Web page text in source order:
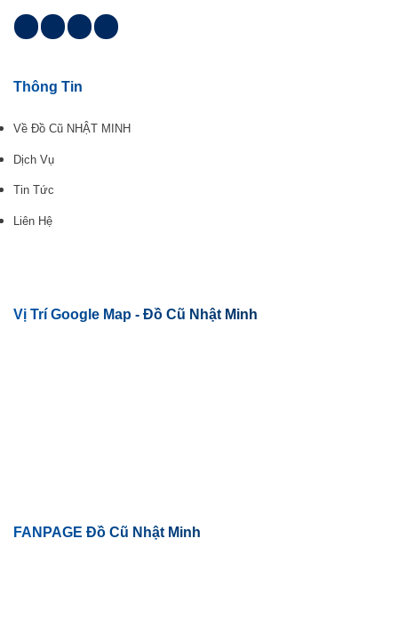
Thông Tin
Về Đồ Cũ NHẬT MINH
Dịch Vụ
Tin Tức
Liên Hệ
Vị Trí Google Map - Đồ Cũ Nhật Minh
FANPAGE Đồ Cũ Nhật Minh